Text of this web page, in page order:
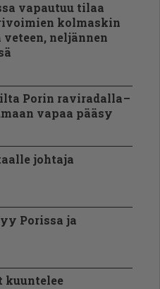
vapautuu tilaa
kolmaskin
neljännen
Porin raviradalla –
vapaa pääsy
johtaja
Porissa ja
kuuntelee